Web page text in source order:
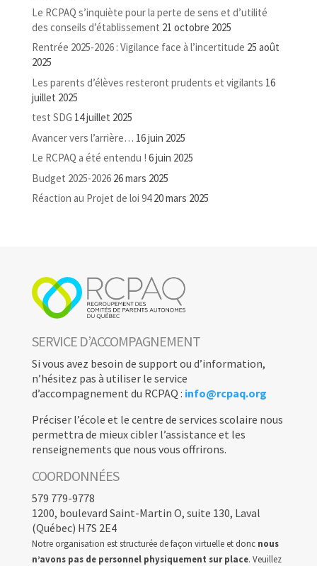
Le RCPAQ s’inquiète pour la perte de sens et d’utilité
des conseils d’établissement 21 octobre 2025
Rentrée 2025-2026 : Vigilance face à l’incertitude 25 août
2025
Les parents d’élèves resteront prudents et vigilants 16
juillet 2025
test SDG 14 juillet 2025
Avancer vers l’arrière… 16 juin 2025
Le RCPAQ a été entendu ! 6 juin 2025
Budget 2025-2026 26 mars 2025
Réaction au Projet de loi 94 20 mars 2025
SERVICE D’ACCOMPAGNEMENT
Si vous avez besoin de support ou d’information,
n’hésitez pas à utiliser le service
d’accompagnement du RCPAQ : info@rcpaq.org
Préciser l’école et le centre de services scolaire nous
permettra de mieux cibler l’assistance et les
renseignements que nous vous offrirons.
COORDONNÉES
579 779-9778
1200, boulevard Saint-Martin O, suite 130, Laval
(Québec) H7S 2E4
Notre organisation est structurée de façon virtuelle et donc nous
n’avons pas de personnel physiquement sur place. Veuillez